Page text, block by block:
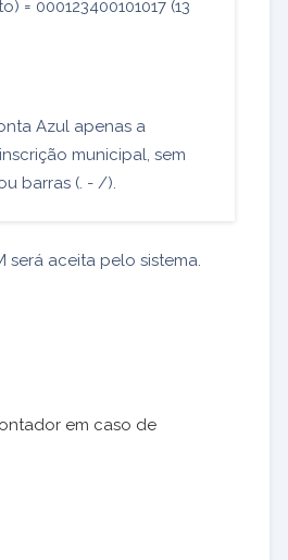
= 000123400101017 (13
Azul apenas a
municipal, sem
barras (. - /).
será aceita pelo sistema.
em caso de